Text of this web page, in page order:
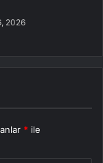
2026
* ile